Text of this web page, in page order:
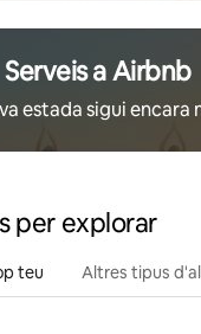
Serveis a Airbnb
estada sigui encara
per explorar
teu Altres tipus